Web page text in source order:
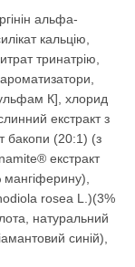
альфа-
кальцію,
тринатрію,
К], хлорид
екстракт з
бакопи (20:1) (з
екстракт
rosea L.)(3%
натуральний
синій),